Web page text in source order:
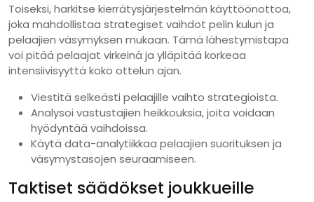
Toiseksi, harkitse kierrätysjärjestelmän käyttöönottoa,
joka mahdollistaa strategiset vaihdot pelin kulun ja
pelaajien väsymyksen mukaan. Tämä lähestymistapa
voi pitää pelaajat virkeinä ja ylläpitää korkeaa
intensiivisyyttä koko ottelun ajan.
Viestitä selkeästi pelaajille vaihto strategioista.
Analysoi vastustajien heikkouksia, joita voidaan
hyödyntää vaihdoissa.
Käytä data-analytiikkaa pelaajien suorituksen ja
väsymystasojen seuraamiseen.
Taktiset säädökset joukkueille